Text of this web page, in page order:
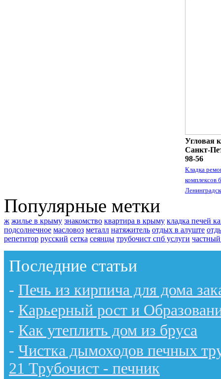
Угловая
Санкт-
98-56
Кладка
комплексов
Популярные метки
ж жилье в крыму знакомство квартира в крыму кладка печей
подсолнечное масловоз металл натяжитель отдых в алуште
репетитор русский сетка сеянцы трубочист спб услуги
Последние статьи
- Печь из кирпича для дома
- Карьерный рост и
- Как утеплить дом из бруса
- Чистка дымоходов печных
21 Трубочист - печник